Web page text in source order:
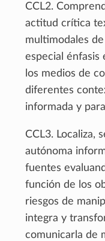
CCL2.
actitud crítica
multimodales
especial énfasis
los medios de
diferentes
informada y
CCL3. Localiza,
autónoma
fuentes
función de los
riesgos de
integra y
comunicarla de